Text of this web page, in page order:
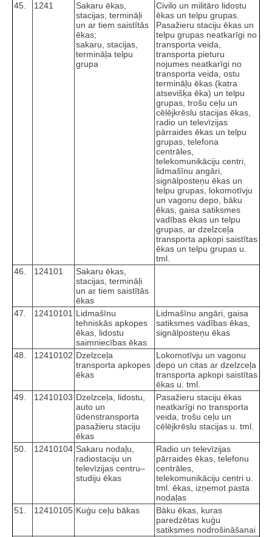
45.
1241
Sakaru ēkas,
stacijas, termināļi
un ar tiem saistītās
ēkas;
sakaru, stacijas,
termināļa telpu
grupa
Civilo un militāro lidostu
ēkas un telpu grupas.
Pasažieru staciju ēkas un
telpu grupas neatkarīgi no
transporta veida,
transporta pieturu
nojumes neatkarīgi no
transporta veida, ostu
termināļu ēkas (katra
atsevišķa ēka) un telpu
grupas, trošu ceļu un
cēlējkrēslu stacijas ēkas,
radio un televīzijas
pārraides ēkas un telpu
grupas, telefona
centrāles,
telekomunikāciju centri,
lidmašīnu angāri,
signālposteņu ēkas un
telpu grupas, lokomotīvju
un vagonu depo, bāku
ēkas, gaisa satiksmes
vadības ēkas un telpu
grupas, ar dzelzceļa
transporta apkopi saistītas
ēkas un telpu grupas u.
tml.
46.
124101
Sakaru ēkas,
stacijas, termināļi
un ar tiem saistītās
ēkas
47.
12410101 Lidmašīnu
tehniskās apkopes
ēkas, lidostu
saimniecības ēkas
Lidmašīnu angāri, gaisa
satiksmes vadības ēkas,
signālposteņu ēkas
48. 12410102 Dzelzceļa
transporta apkopes
ēkas
Lokomotīvju un vagonu
depo un citas ar dzelzceļa
transporta apkopi saistītas
ēkas u. tml.
49.
12410103 Dzelzceļa, lidostu,
auto un
ūdenstransporta
pasažieru staciju
ēkas
Pasažieru staciju ēkas
neatkarīgi no transporta
veida, trošu ceļu un
cēlējkrēslu stacijas u. tml.
50. 12410104 Sakaru nodaļu,
radiostaciju un
televīzijas centru–
studiju ēkas
Radio un televīzijas
pārraides ēkas, telefonu
centrāles,
telekomunikāciju centri u.
tml. ēkas, izņemot pasta
nodaļas
51.
12410105 Kuģu ceļu bākas
Bāku ēkas, kuras
paredzētas kuģu
satiksmes nodrošināšanai